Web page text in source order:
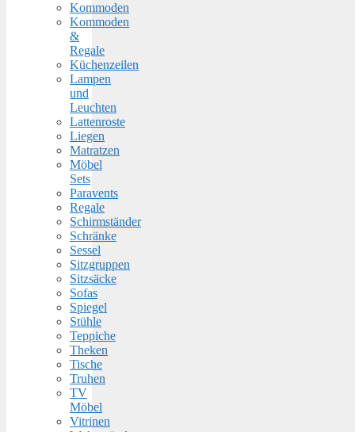
Kommoden
Kommoden
&
Regale
Küchenzeilen
Lampen
und
Leuchten
Lattenroste
Liegen
Matratzen
Möbel
Sets
Paravents
Regale
Schirmständer
Schränke
Sessel
Sitzgruppen
Sitzsäcke
Sofas
Spiegel
Stühle
Teppiche
Theken
Tische
Truhen
TV
Möbel
Vitrinen